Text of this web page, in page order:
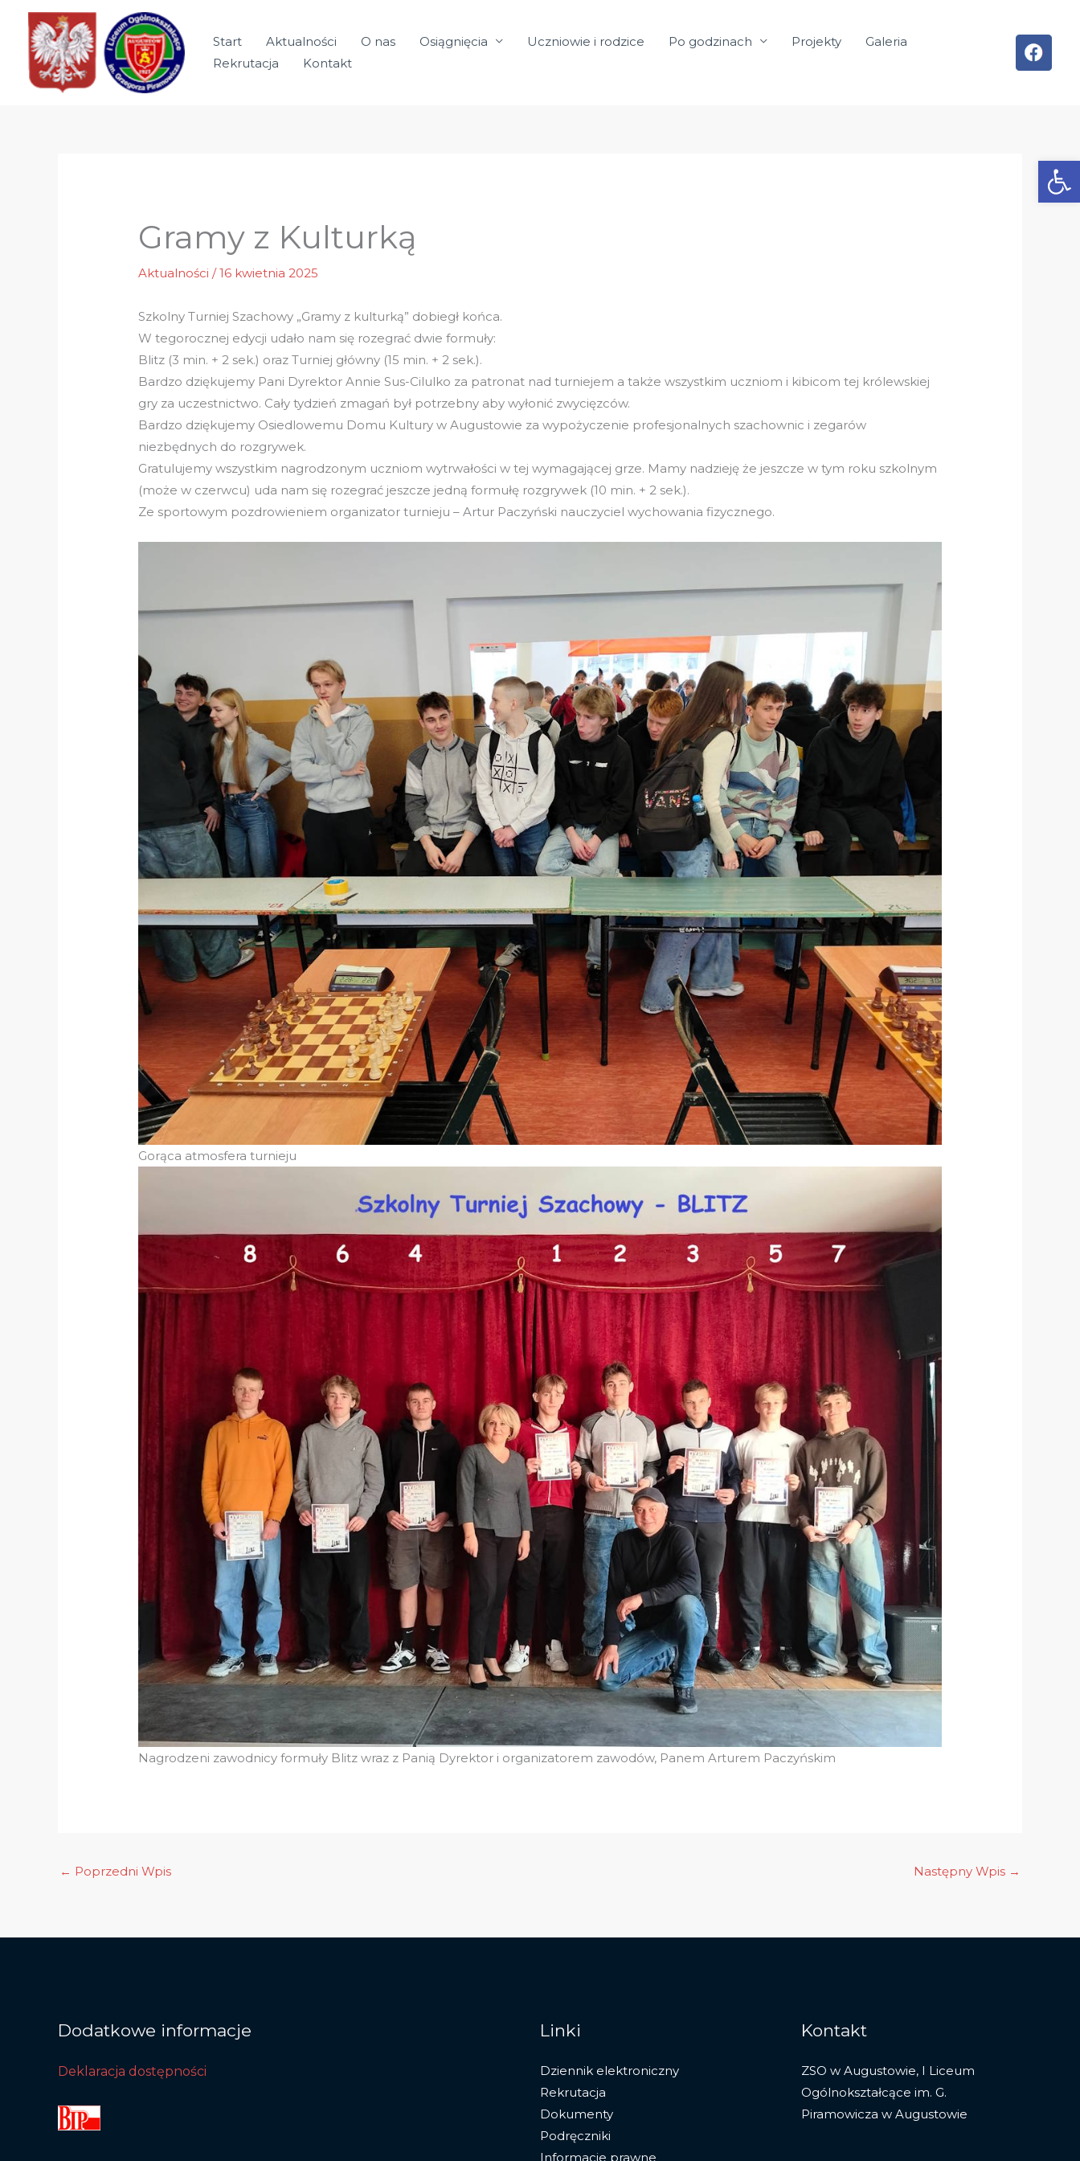
Przejdź
treści
Start Aktualności O nas Osiągnięcia Uczniowie i rodzice Po godzinach Projekty
Galeria
Rekrutacja
Kontakt
Gramy z Kulturką
Aktualności /16 kwietnia 2025
Szkolny Turniej Szachowy „Gramy z kulturką” dobiegł końca.
W tegorocznej edycji udało nam się rozegrać dwie formuły:
Blitz (3 min. + 2 sek.) oraz Turniej główny (15 min. + 2 sek.).
Bardzo dziękujemy Pani Dyrektor Annie Sus-Cilulko za patronat nad turniejem a także wszystkim uczniom i kibicom tej królewskiej
gry za uczestnictwo. Cały tydzień zmagań był potrzebny aby wyłonić zwycięzców.
Bardzo dziękujemy Osiedlowemu Domu Kultury w Augustowie za wypożyczenie profesjonalnych szachownic i zegarów
niezbędnych do rozgrywek.
Gratulujemy wszystkim nagrodzonym uczniom wytrwałości w tej wymagającej grze. Mamy nadzieję że jeszcze w tym roku szkolnym
(może w czerwcu) uda nam się rozegrać jeszcze jedną formułę rozgrywek (10 min. + 2 sek.).
Ze sportowym pozdrowieniem organizator turnieju – Artur Paczyński nauczyciel wychowania fizycznego.
Gorąca atmosfera turnieju
Nagrodzeni zawodnicy formuły Blitz wraz z Panią Dyrektor i organizatorem zawodów, Panem Arturem Paczyńskim
← Poprzedni Wpis Następny Wpis →
Dodatkowe informacje
Deklaracja dostępności
Linki
Dziennik elektroniczny
Rekrutacja
Dokumenty
Podręczniki
Informacje prawne
Kontakt
ZSO w Augustowie, I Liceum
Ogólnokształcące im. G.
Piramowicza w Augustowie